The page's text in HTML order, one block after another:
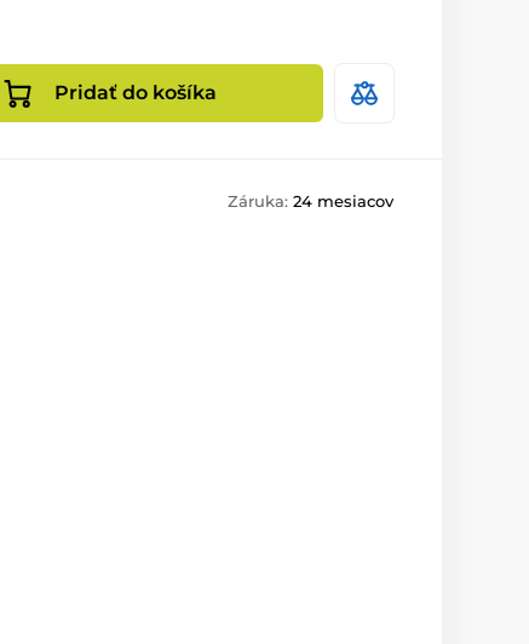
Pridať do košíka
Záruka: 24 mesiacov